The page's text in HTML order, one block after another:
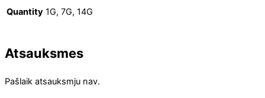
Quantity 1G, 7G, 14G
Atsauksmes
Pašlaik atsauksmju nav.